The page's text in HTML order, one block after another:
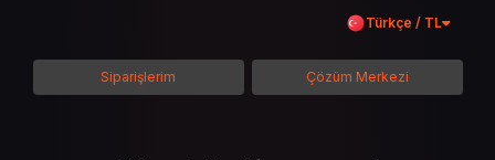
içeriği boyunca Call of Duty evreninin
detaylarına inilecek ve steam hediye kartı
kullanımının avantajlarından da bahsedilecektir.
Türkçe / TL
Siparişlerim Çözüm Merkezi